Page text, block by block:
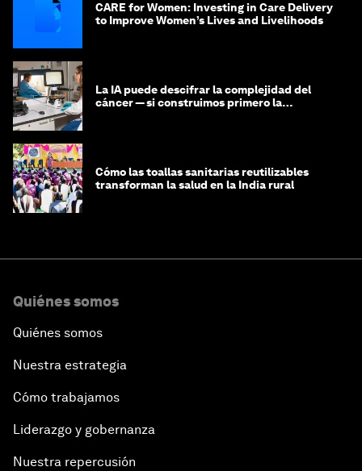
CARE for Women: Investing in Care Delivery
to Improve Women’s Lives and Livelihoods
La IA puede descifrar la complejidad del
cáncer — si construimos primero la
Cómo las toallas sanitarias reutilizables
transforman la salud en la India rural
Quiénes somos
Quiénes somos
Nuestra estrategia
Cómo trabajamos
Liderazgo y gobernanza
Nuestra repercusión